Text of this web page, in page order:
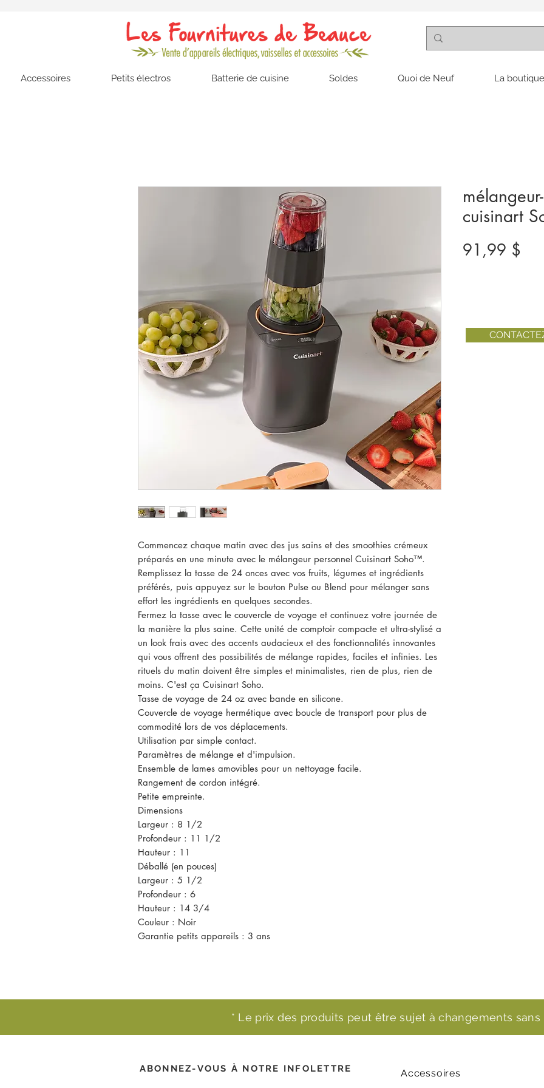
Accessoires Petits électros Batterie de cuisine Soldes Quoi de Neuf La
Commencez chaque matin avec des jus sains et des smoothies crémeux
préparés en une minute avec le mélangeur personnel Cuisinart Soho™.
Remplissez la tasse de 24 onces avec vos fruits, légumes et ingrédients
préférés, puis appuyez sur le bouton Pulse ou Blend pour mélanger sans
effort les ingrédients en quelques secondes.
Fermez la tasse avec le couvercle de voyage et continuez votre journée de
la manière la plus saine. Cette unité de comptoir compacte et ultra-stylisé a
un look frais avec des accents audacieux et des fonctionnalités innovantes
qui vous offrent des possibilités de mélange rapides, faciles et infinies. Les
rituels du matin doivent être simples et minimalistes, rien de plus, rien de
moins. C'est ça Cuisinart Soho.
Tasse de voyage de 24 oz avec bande en silicone.
Couvercle de voyage hermétique avec boucle de transport pour plus de
commodité lors de vos déplacements.
Utilisation par simple contact.
Paramètres de mélange et d'impulsion.
Ensemble de lames amovibles pour un nettoyage facile.
Rangement de cordon intégré.
Petite empreinte.
Dimensions
Largeur : 8 1/2
Profondeur : 11 1/2
Hauteur : 11
Déballé (en pouces)
Largeur : 5 1/2
Profondeur : 6
Hauteur : 14 3/4
Couleur : Noir
Garantie petits appareils : 3 ans
cuisinart
91,99 $
* Le prix des produits peut être sujet à changements sans
ABONNEZ-VOUS À NOTRE INFOLETTRE Accessoires